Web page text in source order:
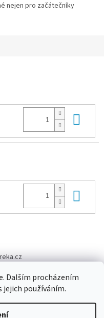
Dalším procházením
jejich používáním.
nejen pro začátečníky